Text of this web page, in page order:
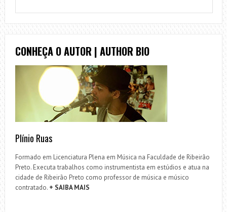
CONHEÇA O AUTOR | AUTHOR BIO
Plínio Ruas
Formado em Licenciatura Plena em Música na Faculdade de Ribeirão
Preto. Executa trabalhos como instrumentista em estúdios e atua na
cidade de Ribeirão Preto como professor de música e músico
contratado. + SAIBA MAIS